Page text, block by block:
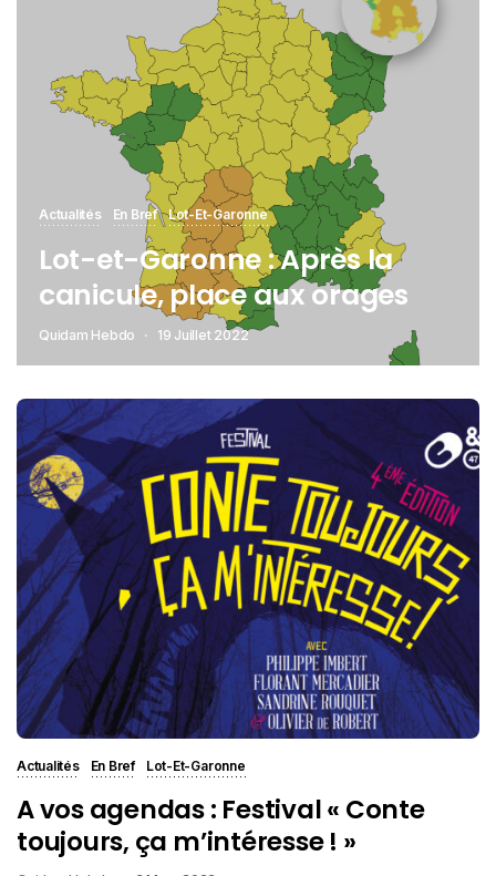
Actualités En Bref Lot-Et-Garonne
Lot-et-Garonne : Après la
canicule, place aux orages
Quidam Hebdo 19 Juillet 2022
Actualités En Bref Lot-Et-Garonne
A vos agendas : Festival « Conte
toujours, ça m’intéresse ! »